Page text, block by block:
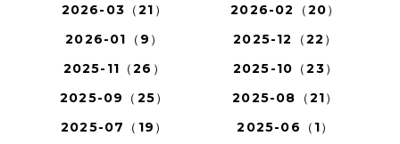
2026-03（21）
2026-02（20）
2026-01（9）
2025-12（22）
2025-11（26）
2025-10（23）
2025-09（25）
2025-08（21）
2025-07（19）
2025-06（1）